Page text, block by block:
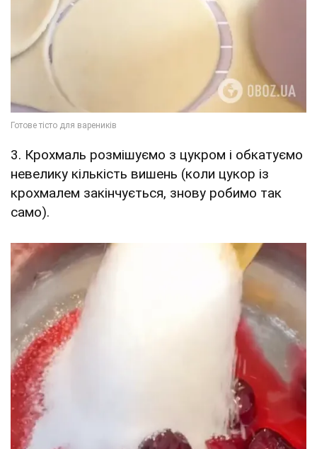
3. Крохмаль розмішуємо з цукром і обкатуємо
невелику кількість вишень (коли цукор із
крохмалем закінчується, знову робимо так
само).